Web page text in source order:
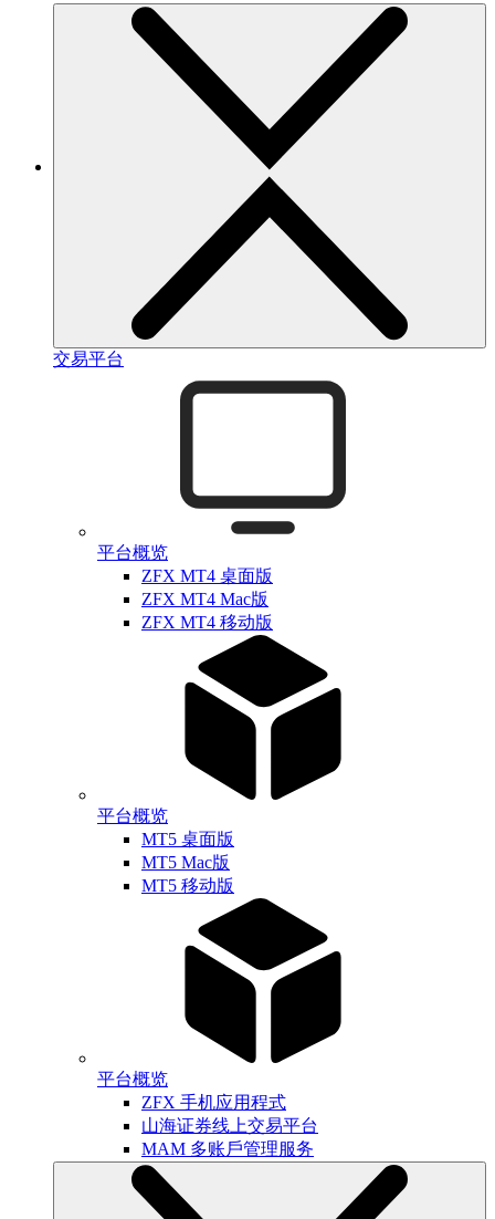
交易平台
平台概览
ZFX MT4 桌面版
ZFX MT4 Mac版
ZFX MT4 移动版
平台概览
MT5 桌面版
MT5 Mac版
MT5 移动版
平台概览
ZFX 手机应用程式
山海证券线上交易平台
MAM 多账戶管理服务